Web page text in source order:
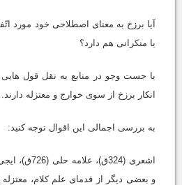
آیا برزخ به معناى اصطلاحى خود مورد
یا منکرانى هم دارد؟
با جست وجو در منابع به نقل قول
انکار برزخ از سوى خوارج و معتزله دارند.
به بررسى اجمالى این اقوال توجه کنید:
و بعضى دیگر از قدماى علم کلام،